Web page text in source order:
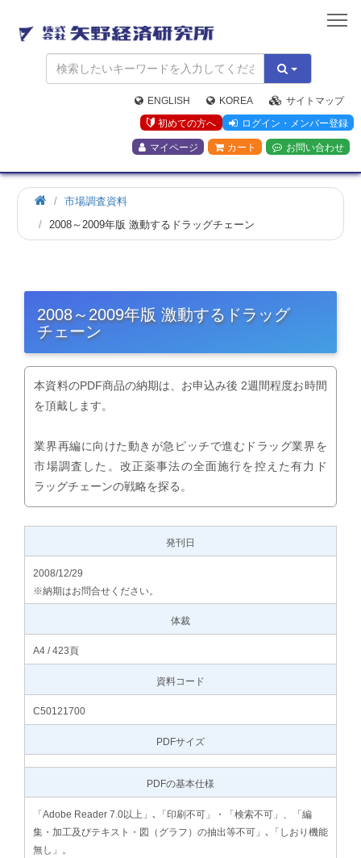
矢
野
経
済
研
究
所
ENGLISH KOREA
サイトマップ
初めての方へ
ログイン・メンバー登録
マイページ カート お問い合わせ
市場調査資料
2008～2009年版 激動するドラッグチェーン
2008～2009年版 激動するドラッグ
チェーン
本資料のPDF商品の納期は、お申込み後 2週間程度お時間
を頂戴します。
業界再編に向けた動きが急ピッチで進むドラッグ業界を
市場調査した。改正薬事法の全面施行を控えた有力ド
ラッグチェーンの戦略を探る。
発刊日
2008/12/29
※納期はお問合せください。
体裁
A4 / 423頁
資料コード
C50121700
PDFサイズ
PDFの基本仕様
「Adobe Reader 7.0以上」､「印刷不可」・「検索不可」、「編
集・加工及びテキスト・図（グラフ）の抽出等不可」､「しおり機能
無し」。